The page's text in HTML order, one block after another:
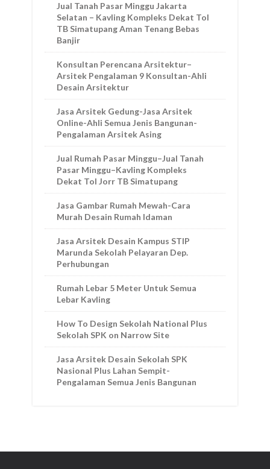
Jual Tanah Pasar Minggu Jakarta
Selatan – Kavling Kompleks Dekat Tol
TB Simatupang Aman Tenang Bebas
Banjir
Konsultan Perencana Arsitektur–
Arsitek Pengalaman 9 Konsultan-Ahli
Desain Arsitektur
Jasa Arsitek Gedung-Jasa Arsitek
Online-Ahli Semua Jenis Bangunan-
Pengalaman Arsitek Asing
Jual Rumah Pasar Minggu–Jual Tanah
Pasar Minggu–Kavling Kompleks
Dekat Tol Jorr TB Simatupang
Jasa Gambar Rumah Mewah-Cara
Murah Desain Rumah Idaman
Jasa Arsitek Desain Kampus STIP
Marunda Sekolah Pelayaran Dep.
Perhubungan
Rumah Lebar 5 Meter Untuk Semua
Lebar Kavling
How To Design Sekolah National Plus
Sekolah SPK on Narrow Site
Jasa Arsitek Desain Sekolah SPK
Nasional Plus Lahan Sempit-
Pengalaman Semua Jenis Bangunan